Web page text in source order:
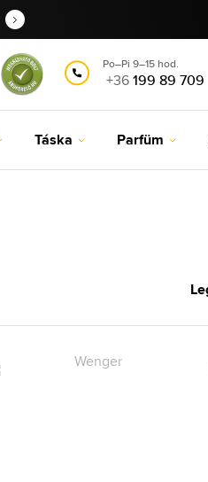
Po–Pi 9–15 hod.
+36199 89 709
Táska Parfüm